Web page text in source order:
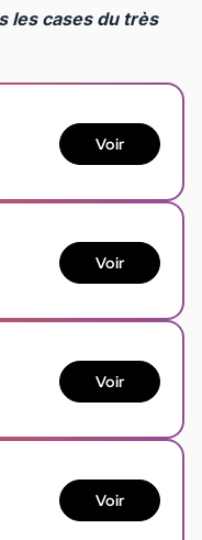
les cases du très
Voir
Voir
Voir
Voir